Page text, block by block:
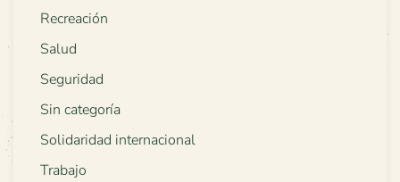
Recreación
Salud
Seguridad
Sin categoría
Solidaridad internacional
Trabajo